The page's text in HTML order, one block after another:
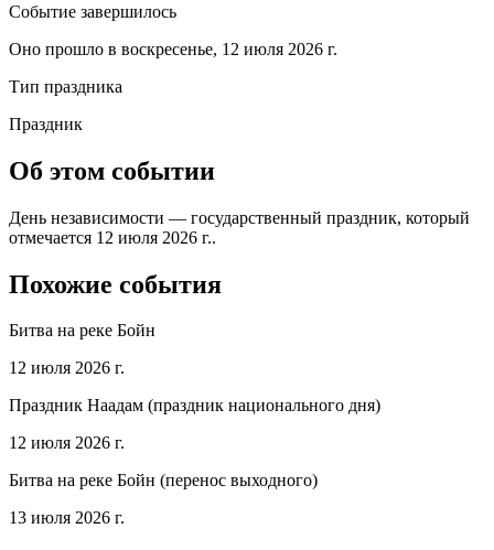
Событие завершилось
Оно прошло в воскресенье, 12 июля 2026 г.
Тип праздника
Праздник
Об этом событии
День независимости — государственный праздник, который
отмечается 12 июля 2026 г..
Похожие события
Битва на реке Бойн
12 июля 2026 г.
Праздник Наадам (праздник национального дня)
12 июля 2026 г.
Битва на реке Бойн (перенос выходного)
13 июля 2026 г.